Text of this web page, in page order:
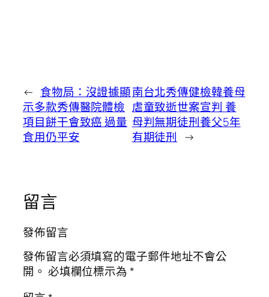
← 食物局：沒證據顯
示多款秀傳醫院體檢
項目餅干會致癌 過量
食用仍平安
南台北秀傳健檢韓養母
虐童致逝世案宣判 養
母判無期徒刑養父5年
有期徒刑 →
留言
發佈留言
發佈留言必須填寫的電子郵件地址不會公
開。 必填欄位標示為*